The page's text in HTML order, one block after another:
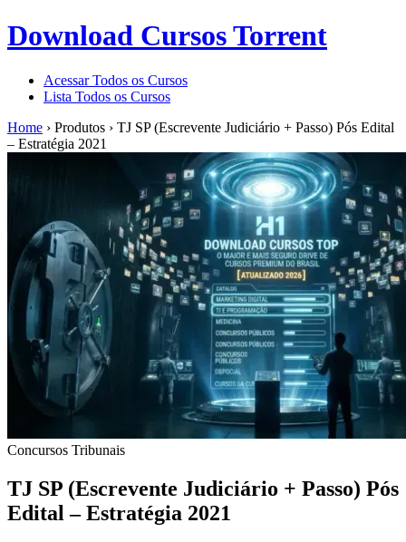
Download Cursos Torrent
Acessar Todos os Cursos
Lista Todos os Cursos
Home › Produtos › TJ SP (Escrevente Judiciário + Passo) Pós Edital
– Estratégia 2021
Concursos Tribunais
TJ SP (Escrevente Judiciário + Passo) Pós
Edital – Estratégia 2021